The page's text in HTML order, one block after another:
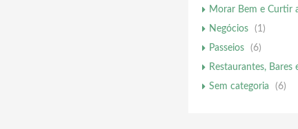
Morar Bem e Curtir
Negócios
(1)
Passeios
(6)
Restaurantes, Bares
Sem categoria
(6)